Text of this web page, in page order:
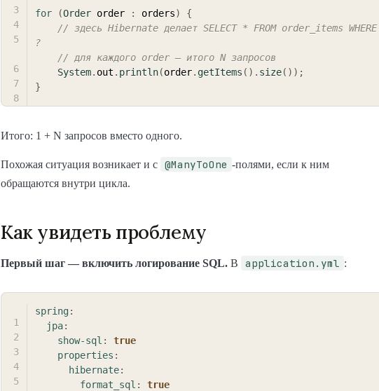
for (Order order : orders)
{
// здесь Hibernate делает SELECT * FROM order_items
?
// для каждого order — итого N запросов
System. out . println(order. getItems ( ) . size( ) ) ;
}
Итого: 1 + N запросов вместо одного.
Похожая ситуация возникает и с @ManyToOne -полями, если к ним
обращаются внутри цикла.
Как увидеть проблему
Первый шаг — включить логирование SQL. В application.yml :
spring:
jpa:
show-sql :
true
properties :
hibernate:
format_sql : true